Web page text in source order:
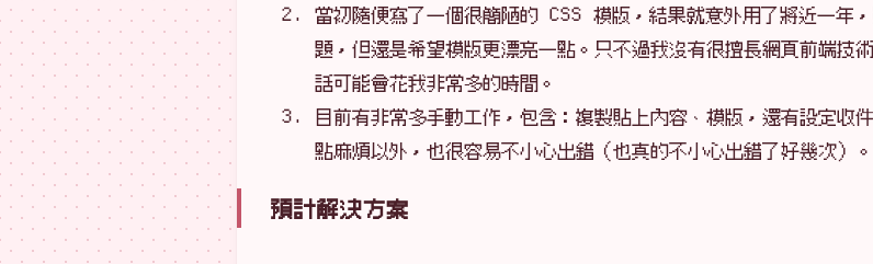
當初隨便寫了一個很簡陋的 CSS 模版，結果就意外用了將近一年
題，但還是希望模版更漂亮一點。只不過我沒有很擅長網頁前端技
話可能會花我非常多的時間。
目前有非常多手動工作，包含：複製貼上內容、模版，還有設定收
點麻煩以外，也很容易不小心出錯（也真的不小心出錯了好幾次）。
預計解決方案